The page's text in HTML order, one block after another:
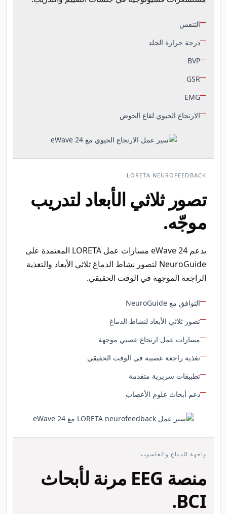
التنفس
درجة حرارة الجلد
BVP
GSR
EMG
الارتجاع الحيوي لقاع الحوض
LORETA NEUROFEEDBACK
تصور ثلاثي الأبعاد لتدريب
موجّه.
يدعم eWave 24 مسارات عمل LORETA المعتمدة على
NeuroGuide لتصور نشاط الدماغ ثلاثي الأبعاد والتغذية
الراجعة الموجهة في الوقت الحقيقي.
التوافق مع NeuroGuide
تصور ثلاثي الأبعاد لنشاط الدماغ
مسارات عمل ارتجاع عصبي موجهة
تغذية راجعة عصبية في الوقت الحقيقي
تطبيقات سريرية متقدمة
دعم أبحاث علوم الأعصاب
واجهة الدماغ والحاسوب
منصة EEG مرنة لأبحاث
BCI.